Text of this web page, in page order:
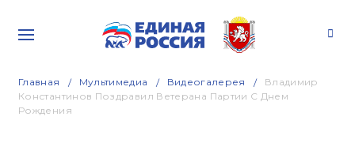
Главная Мультимедиа Видеогалерея
Владимир
Константинов Поздравил Ветерана Партии С Днем
Рождения